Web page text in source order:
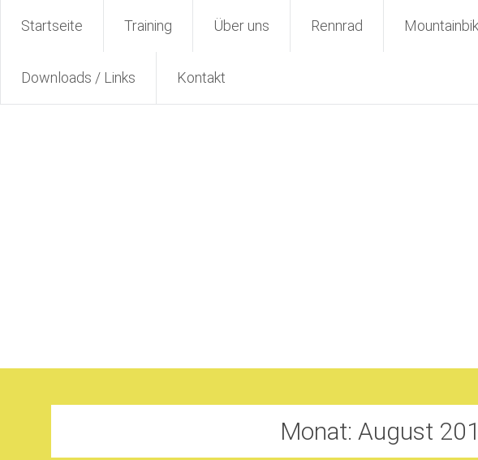
InhaltRadsport TuS Engter
Startseite Training Über uns Rennrad
Downloads / Links Kontakt
Monat:August